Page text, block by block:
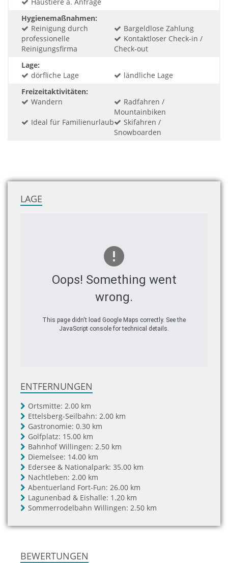
Hygienemaßnahmen:
Reinigung durch
professionelle
Reinigungsfirma
Bargeldlose Zahlung
Kontaktloser Check-in /
Check-out
Lage:
dörfliche Lage
ländliche Lage
Freizeitaktivitäten:
Wandern
Radfahren /
Mountainbiken
Ideal für Familienurlaub
Skifahren /
Snowboarden
LAGE
Oops! Something went
wrong.
This page didn't load Google Maps correctly. See the
JavaScript console for technical details.
ENTFERNUNGEN
Ortsmitte: 2.00 km
Ettelsberg-Seilbahn: 2.00 km
Gastronomie: 0.30 km
Golfplatz: 15.00 km
Bahnhof Willingen: 2.50 km
Diemelsee: 14.00 km
Edersee & Nationalpark: 35.00 km
Nachtleben: 2.00 km
Abentuerland Fort-Fun: 26.00 km
Lagunenbad & Eishalle: 1.20 km
Sommerrodelbahn Willingen: 2.50 km
BEWERTUNGEN